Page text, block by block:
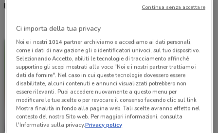
Ultime offerte del volantino Foxy
-5 GIORNI
Ci importa della tua privacy
Noi e i nostri 1014partner archiviamo e accediamo ai dati personali,
come i dati di navigazione gli o identificatori univoci, sul tuo dispositivo.
Selezionando Accetto, abiliti le tecnologie di tracciamento affinché
supportino gli scopi mostrati alla voce "Noi e i nostri partner trattiamo i
dati da fornire". Nel caso in cui queste tecnologie dovessero essere
disabilitate, alcuni contenuti e annunci visualizzati potrebbero non
essere rilevanti. Puoi accedere nuovamente a questo menu per
modificare le tue scelte o per revocare il consenso facendo clic sul link
Mostra finalità in fondo alla pagina web. Tali scelte avranno effetto nel
contesto del nostro Sito web. Per maggiori informazioni, consulta
l'Informativa sulla privacy.Privacy policy
Continua senza accettare